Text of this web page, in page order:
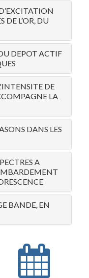
DE L’OR, DU
DEPOT ACTIF
DE
LA
DANS LES
A
BANDE, EN